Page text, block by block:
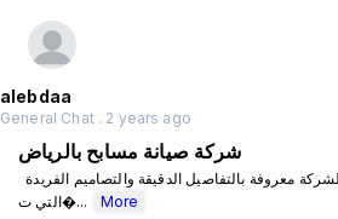
alebdaa
General Chat . 2 years ago
شركة صيانة مسابح بالرياض
شركة الابداع للمسابح في الرياض هي شركة رائدة في مجال تصميم وبناء المسابح الفاخرة. تعتبر الشركة معروفة بالتفاصيل الدقيقة والتصاميم الفريدة
التي ت�...
More